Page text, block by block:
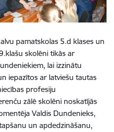
pamatskolas 5.d klases un
skolēni tikās ar
lai izzinātu
iepazītos ar latviešu tautas
profesiju
zālē skolēni noskatījās
Valdis Dundenieks,
un apdedzināšanu,